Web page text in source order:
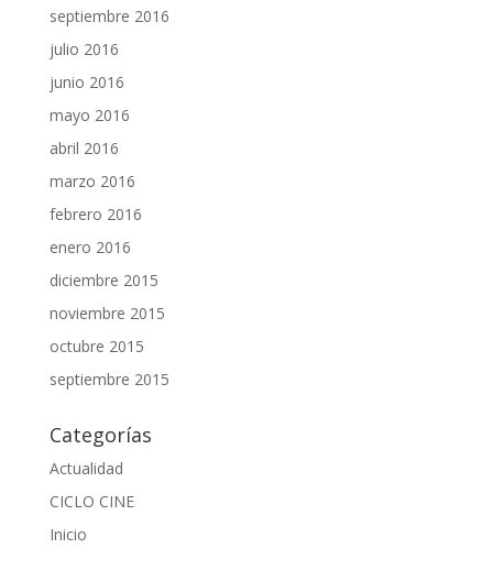
septiembre 2016
julio 2016
junio 2016
mayo 2016
abril 2016
marzo 2016
febrero 2016
enero 2016
diciembre 2015
noviembre 2015
octubre 2015
septiembre 2015
Categorías
Actualidad
CICLO CINE
Inicio